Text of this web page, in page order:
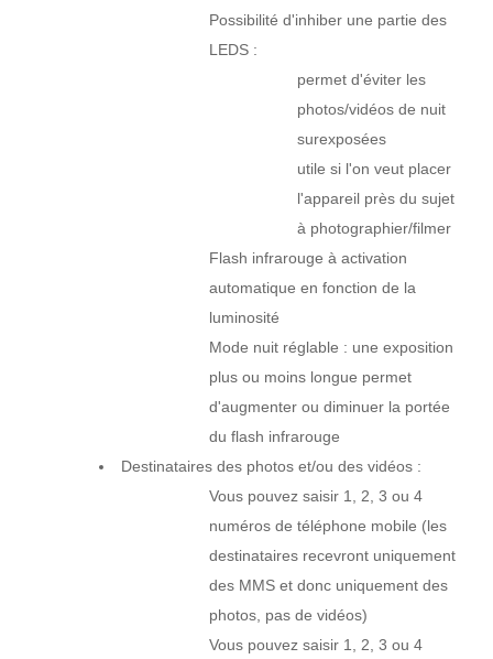
Possibilité d'inhiber une partie des
LEDS :
permet d'éviter les
photos/vidéos de nuit
surexposées
utile si l'on veut placer
l'appareil près du sujet
à photographier/filmer
Flash infrarouge à activation
automatique en fonction de la
luminosité
Mode nuit réglable : une exposition
plus ou moins longue permet
d'augmenter ou diminuer la portée
du flash infrarouge
Destinataires des photos et/ou des vidéos :
Vous pouvez saisir 1, 2, 3 ou 4
numéros de téléphone mobile (les
destinataires recevront uniquement
des MMS et donc uniquement des
photos, pas de vidéos)
Vous pouvez saisir 1, 2, 3 ou 4